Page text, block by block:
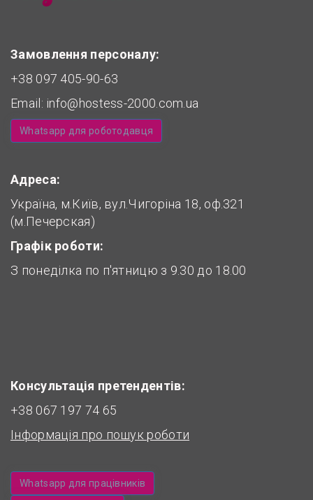
Замовлення персоналу:
+38 097 405-90-63
Email: info@hostess-2000.com.ua
Whatsapp для роботодавця
Адреса:
Україна, м.Київ, вул.Чигоріна 18, оф.321
(м.Печерская)
Графік роботи:
З понеділка по п'ятницю з 9.30 до 18.00
Консультація претендентів:
+38 067 197 74 65
Інформація про пошук роботи
Whatsapp для працівників